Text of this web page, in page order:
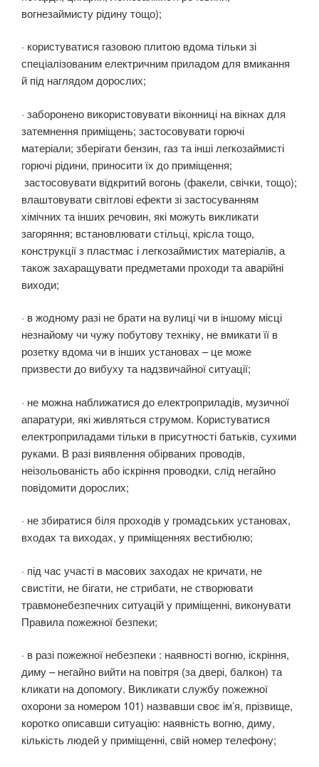
вогнезаймисту рідину тощо);
· користуватися газовою плитою вдома тільки зі
спеціалізованим електричним приладом для вмикання
й під наглядом дорослих;
· заборонено використовувати віконниці на вікнах для
затемнення приміщень; застосовувати горючі
матеріали; зберігати бензин, газ та інші легкозаймисті
горючі рідини, приносити їх до приміщення;
застосовувати відкритий вогонь (факели, свічки, тощо);
влаштовувати світлові ефекти зі застосуванням
хімічних та інших речовин, які можуть викликати
загоряння; встановлювати стільці, крісла тощо,
конструкції з пластмас і легкозаймистих матеріалів, а
також захаращувати предметами проходи та аварійні
виходи;
· в жодному разі не брати на вулиці чи в іншому місці
незнайому чи чужу побутову техніку, не вмикати її в
розетку вдома чи в інших установах – це може
призвести до вибуху та надзвичайної ситуації;
· не можна наближатися до електроприладів, музичної
апаратури, які живляться струмом. Користуватися
електроприладами тільки в присутності батьків, сухими
руками. В разі виявлення обірваних проводів,
неізольованість або іскріння проводки, слід негайно
повідомити дорослих;
· не збиратися біля проходів у громадських установах,
входах та виходах, у приміщеннях вестибюлю;
· під час участі в масових заходах не кричати, не
свистіти, не бігати, не стрибати, не створювати
травмонебезпечних ситуацій у приміщенні, виконувати
Правила пожежної безпеки;
· в разі пожежної небезпеки : наявності вогню, іскріння,
диму – негайно вийти на повітря (за двері, балкон) та
кликати на допомогу. Викликати службу пожежної
охорони за номером 101) назвавши своє ім’я, прізвище,
коротко описавши ситуацію: наявність вогню, диму,
кількість людей у приміщенні, свій номер телефону;